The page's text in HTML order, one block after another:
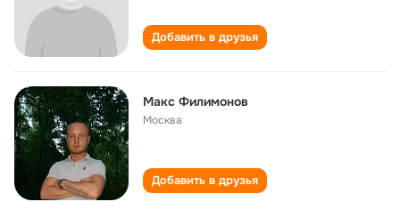
Добавить в друзья
Макс Филимонов
Москва
Добавить в друзья